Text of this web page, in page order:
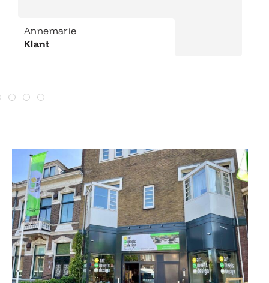
Annemarie
Klant